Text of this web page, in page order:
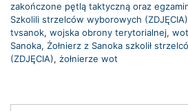
zakończone pętlą taktyczną oraz
Szkolili strzelców wyborowych (ZDJĘCIA)
tvsanok, wojska obrony terytorialnej, wot
Sanoka, Żołnierz z Sanoka szkolił
(ZDJĘCIA), żołnierze wot